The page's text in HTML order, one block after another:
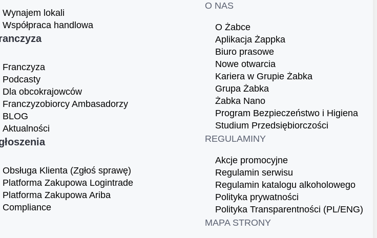
Wynajem lokali
Współpraca handlowa
Franczyza
Podcasty
Dla obcokrajowców
Franczyzobiorcy Ambasadorzy
BLOG
Aktualności
Obsługa Klienta (Zgłoś sprawę)
Platforma Zakupowa Logintrade
Platforma Zakupowa Ariba
Compliance
O NAS
O Żabce
Aplikacja Żappka
Biuro prasowe
Nowe otwarcia
Kariera w Grupie Żabka
Grupa Żabka
Żabka Nano
Program Bezpieczeństwo i Higiena
Studium Przedsiębiorczości
REGULAMINY
Akcje promocyjne
Regulamin serwisu
Regulamin katalogu alkoholowego
Polityka prywatności
Polityka Transparentności (PL/ENG)
MAPA STRONY